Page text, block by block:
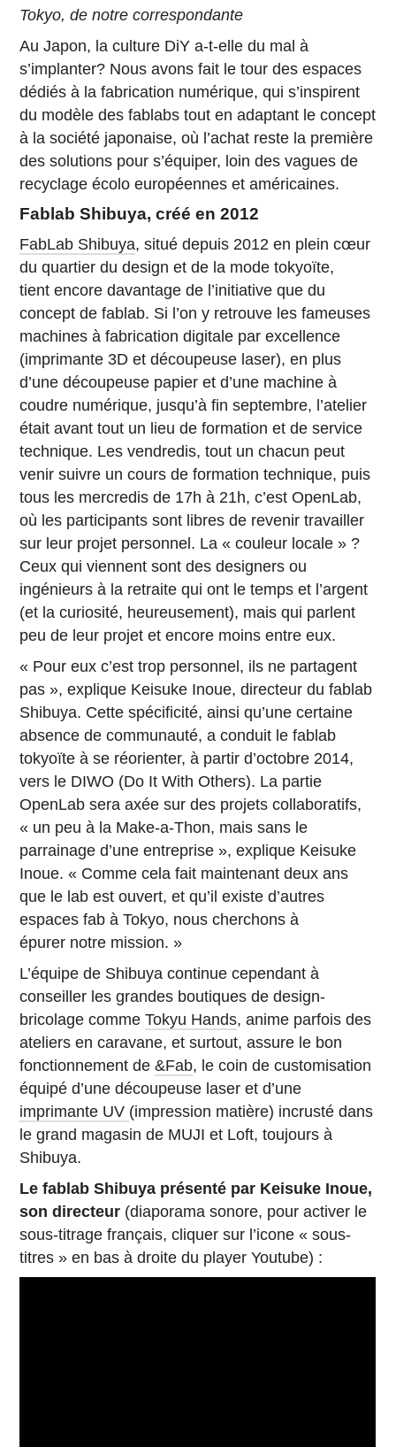
Tokyo, de notre correspondante
Au Japon, la culture DiY a-t-elle du mal à
s’implanter? Nous avons fait le tour des espaces
dédiés à la fabrication numérique, qui s’inspirent
du modèle des fablabs tout en adaptant le concept
à la société japonaise, où l’achat reste la première
des solutions pour s’équiper, loin des vagues de
recyclage écolo européennes et américaines.
Fablab Shibuya, créé en 2012
FabLab Shibuya, situé depuis 2012 en plein cœur
du quartier du design et de la mode tokyoïte,
tient encore davantage de l’initiative que du
concept de fablab. Si l’on y retrouve les fameuses
machines à fabrication digitale par excellence
(imprimante 3D et découpeuse laser), en plus
d’une découpeuse papier et d’une machine à
coudre numérique, jusqu’à fin septembre, l’atelier
était avant tout un lieu de formation et de service
technique. Les vendredis, tout un chacun peut
venir suivre un cours de formation technique, puis
tous les mercredis de 17h à 21h, c’est OpenLab,
où les participants sont libres de revenir travailler
sur leur projet personnel. La « couleur locale » ?
Ceux qui viennent sont des designers ou
ingénieurs à la retraite qui ont le temps et l’argent
(et la curiosité, heureusement), mais qui parlent
peu de leur projet et encore moins entre eux.
« Pour eux c’est trop personnel, ils ne partagent
pas », explique Keisuke Inoue, directeur du fablab
Shibuya. Cette spécificité, ainsi qu’une certaine
absence de communauté, a conduit le fablab
tokyoïte à se réorienter, à partir d’octobre 2014,
vers le DIWO (Do It With Others). La partie
OpenLab sera axée sur des projets collaboratifs,
« un peu à la Make-a-Thon, mais sans le
parrainage d’une entreprise », explique Keisuke
Inoue. « Comme cela fait maintenant deux ans
que le lab est ouvert, et qu’il existe d’autres
espaces fab à Tokyo, nous cherchons à
épurer notre mission. »
L’équipe de Shibuya continue cependant à
conseiller les grandes boutiques de design-
bricolage commeTokyu Hands, anime parfois des
ateliers en caravane, et surtout, assure le bon
fonctionnement de&Fab, le coin de customisation
équipé d’une découpeuse laser et d’une
imprimante UV (impression matière) incrusté dans
le grand magasin de MUJI et Loft, toujours à
Shibuya.
Le fablab Shibuya présenté par Keisuke Inoue,
son directeur (diaporama sonore, pour activer le
sous-titrage français, cliquer sur l’icone « sous-
titres » en bas à droite du player Youtube) :